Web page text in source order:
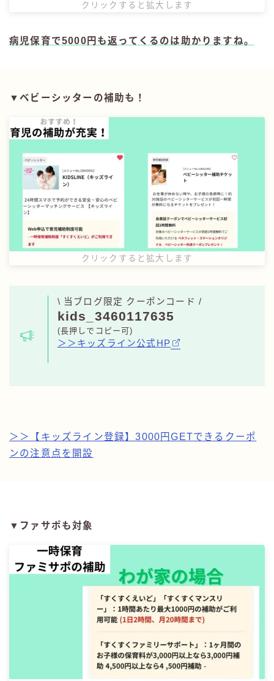
クリックすると拡大します
病児保育で5000円も返ってくるのは助かりますね。
▼ベビーシッターの補助も！
クリックすると拡大します
\ 当ブログ限定 クーポンコード /
kids_3460117635
(長押しでコピー可)
＞＞キッズライン公式HP
＞＞【キッズライン登録】3000円GETできるクーポ
ンの注意点を開設
▼ファサポも対象